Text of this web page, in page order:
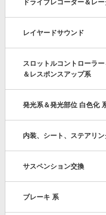
ドライブレコーダー＆レ
レイヤードサウンド
スロットルコントローラ
＆レスポンスアップ系
発光系＆発光部位 白色化
内装、シート、ステアリン
サスペンション交換
ブレーキ 系